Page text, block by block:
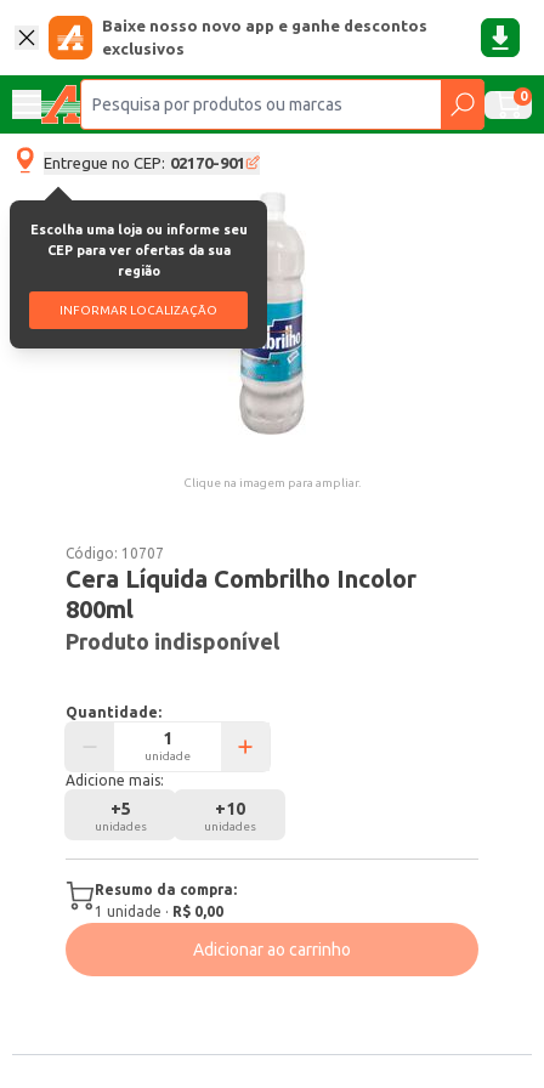
Baixe nosso novo app e ganhe descontos
exclusivos
0
Entregue no CEP: 02170-901
Escolha uma loja ou informe seu
CEP para ver ofertas da sua
região
INFORMAR LOCALIZAÇÃO
Clique na imagem para ampliar.
Código: 10707
Cera Líquida Combrilho Incolor
800ml
Produto indisponível
Quantidade:
unidade
Adicione mais:
+5
unidades
+10
unidades
Resumo da compra:
1 unidade · R$ 0,00
Adicionar ao carrinho